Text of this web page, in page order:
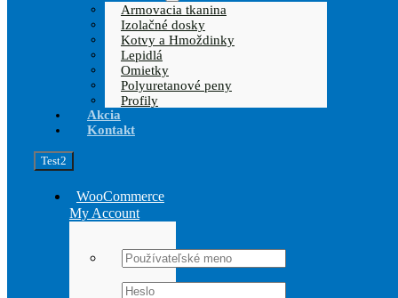
Armovacia tkanina
Izolačné dosky
Kotvy a Hmoždinky
Lepidlá
Omietky
Polyuretanové peny
Profily
Akcia
Kontakt
Test2
WooCommerce
My Account
Username:
Password: